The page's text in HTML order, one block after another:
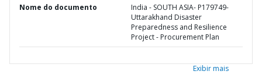
Nome do documento
India - SOUTH ASIA- P179749-
Uttarakhand Disaster
Preparedness and Resilience
Project - Procurement Plan
Exibir mais